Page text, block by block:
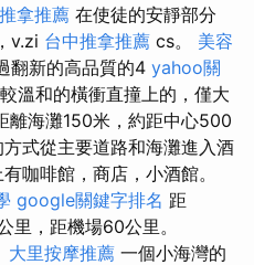
拿推薦 在使徒的安靜部分
v.zi 台中推拿推薦 cs。 美容
翻新的高品質的4 yahoo關
溫和的橫衝直撞上的，僅大
離海灘150米，約距中心500
式從主要道路和海灘進入酒
咖啡館，商店，小酒館。
google關鍵字排名 距
里，距機場60公里。
大里按摩推薦 一個小海灣的